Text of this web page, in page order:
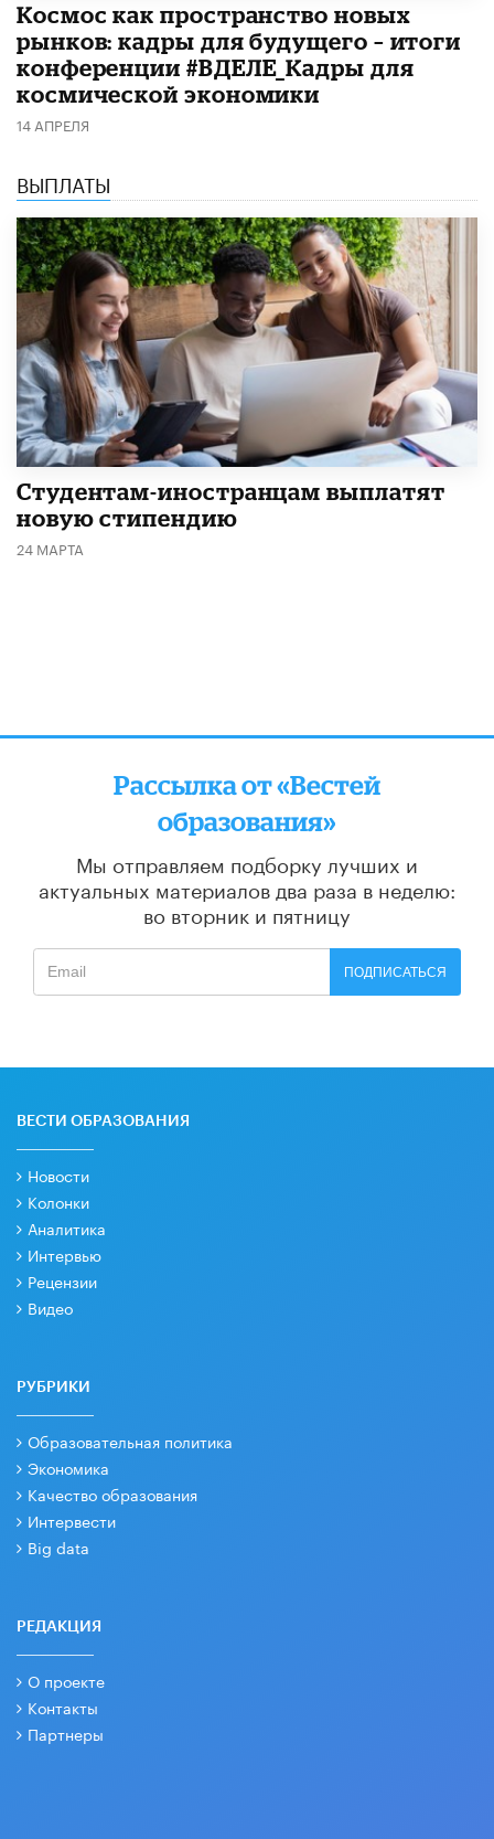
Космос как пространство новых
рынков: кадры для будущего – итоги
конференции #ВДЕЛЕ_Кадры для
космической экономики
14 АПРЕЛЯ
ВЫПЛАТЫ
Студентам-иностранцам выплатят
новую стипендию
24 МАРТА
Рассылка от «Вестей
образования»
Мы отправляем подборку лучших и
актуальных материалов два раза в неделю:
во вторник и пятницу
ПОДПИСАТЬСЯ
ВЕСТИ ОБРАЗОВАНИЯ
Новости
Колонки
Аналитика
Интервью
Рецензии
Видео
РУБРИКИ
Образовательная политика
Экономика
Качество образования
Интервести
Big data
РЕДАКЦИЯ
О проекте
Контакты
Партнеры